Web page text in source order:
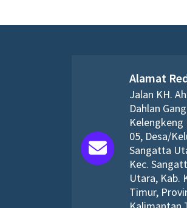
Alamat
Jalan KH.
Dahlan Gang
05, Desa/
Sangatta
Kec.
Utara, Kab.
Timur,